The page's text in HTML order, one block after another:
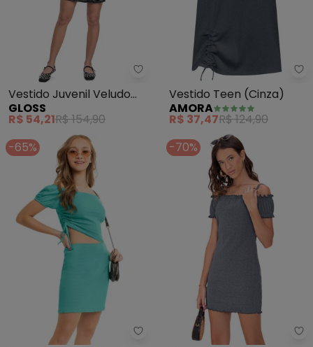
Gloss - Vestido Juvenil Veludo
Vestido Juvenil Veludo
com Brilho (Preto)
GLOSS
R$ 54,21R$ 154,90
Vestido Teen (Cinza)
AMORA
R$ 37,47R$ 124,90
-65%
Gloss - Vestido Juvenil (Azul)
-70%